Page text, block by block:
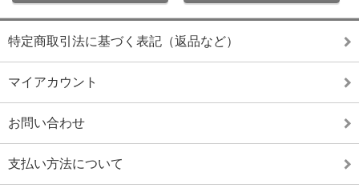
特定商取引法に基づく表記（返品など）
マイアカウント
お問い合わせ
支払い方法について